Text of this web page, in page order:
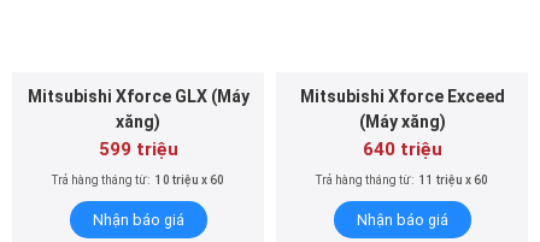
Mitsubishi Xforce GLX (Máy
xăng)
599 triệu
Trả hàng tháng từ: 10 triệu x 60
Nhận báo giá
Mitsubishi Xforce Exceed
(Máy xăng)
640 triệu
Trả hàng tháng từ: 11 triệu x 60
Nhận báo giá